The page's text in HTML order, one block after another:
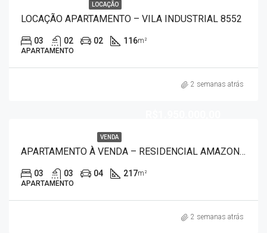
LOCAÇÃO
LOCAÇÃO APARTAMENTO – VILA INDUSTRIAL 8552
03 02 02 116m²
APARTAMENTO
2 semanas atrás
VENDA
APARTAMENTO À VENDA – RESIDENCIAL AMAZONAS 9550
03 03 04 217m²
APARTAMENTO
2 semanas atrás